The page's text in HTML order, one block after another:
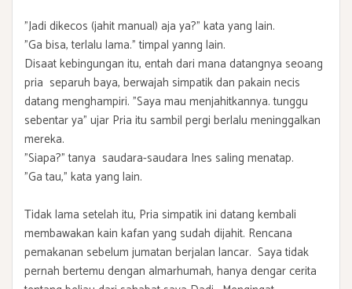
"Jadi dikecos (jahit manual) aja ya?" kata yang lain.
"Ga bisa, terlalu lama." timpal yanng lain.
Disaat kebingungan itu, entah dari mana datangnya seoang
pria separuh baya, berwajah simpatik dan pakain necis
datang menghampiri. "Saya mau menjahitkannya. tunggu
sebentar ya" ujar Pria itu sambil pergi berlalu meninggalkan
mereka.
"Siapa?" tanya saudara-saudara Ines saling menatap.
"Ga tau," kata yang lain.
Tidak lama setelah itu, Pria simpatik ini datang kembali
membawakan kain kafan yang sudah dijahit. Rencana
pemakanan sebelum jumatan berjalan lancar. Saya tidak
pernah bertemu dengan almarhumah, hanya dengar cerita